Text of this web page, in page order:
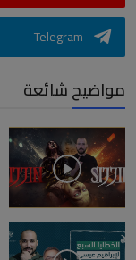
Telegram
مواضيح شائعة